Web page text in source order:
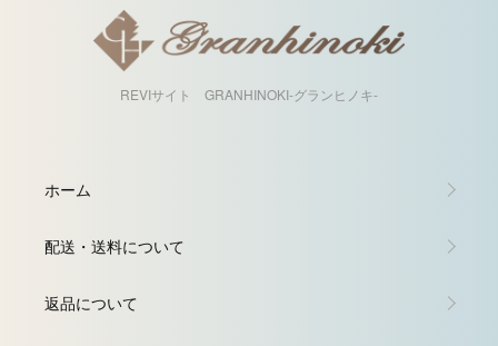
REVIサイト GRANHINOKI-グランヒノキ-
ホーム
配送・送料について
返品について